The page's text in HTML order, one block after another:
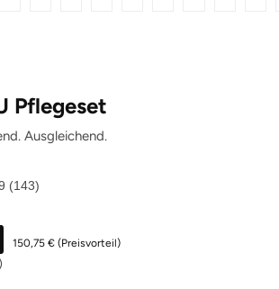
Pflegeset
Ausgleichend.
143
Link
auf
(143)
150,75 € (Preisvorteil)
)